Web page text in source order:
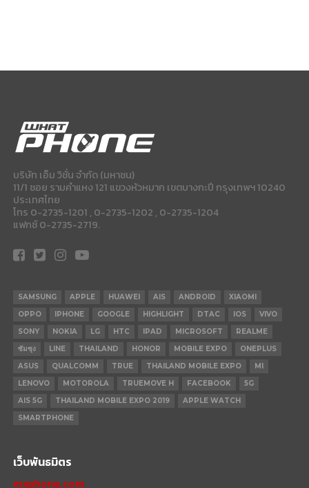
บริษัท เอ็ม วิชั่น จำกัด (มหาชน)
11/1 ซอย รามคำแหง 121 แขวงหัวหมาก เขตบางกะปี กรุงเทพฯ 10240
ประเทศไทย
โทร 0-2735-1201 , 0-2735-1202 , 0-2735-1204
แฟกซ์ 0-2735-2719.
SAMSUNG APPLE HUAWEI AIS ANDROID
XIAOMI
OPPO
IPHONE GOOGLE HIGHLIGHT DTAC IOS
VIVO
SONY
NOKIA LG HTC IPAD MICROSOFT
REALME
ซัมซุง
LINE THAILAND HONOR MOBILE EXPO
ONEPLUS
ASUS
QUALCOMM TRUE THAILAND MOBILE EXPO
MI
LENOVO
MOTOROLA TRUEMOVE H FACEBOOK
5G
AIS 5G
THAILAND MOBILE EXPO 2019
APPLE WATCH
SMARTPHONE
เว็บพันธมิตร
mxphone.com